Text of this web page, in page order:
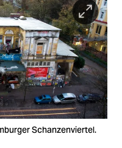
Schanzenviertel.